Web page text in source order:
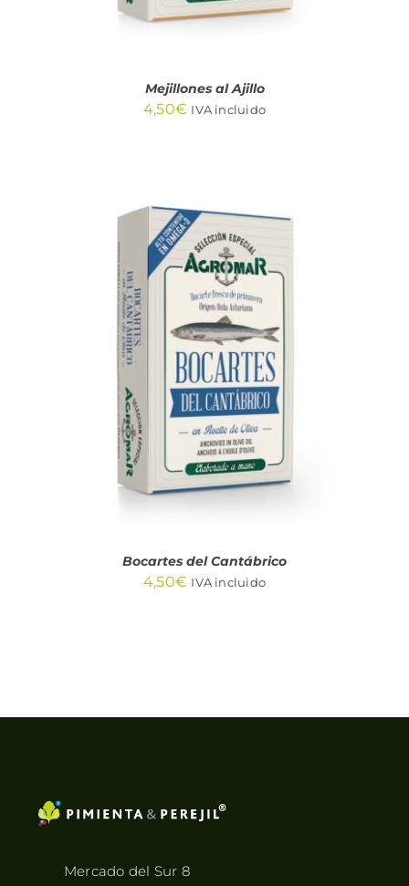
Mejillones al Ajillo
4,50€ IVA incluido
AÑADIR AL CARRITO
/
DETALLES
Bocartes del Cantábrico
4,50€ IVA incluido
Mercado del Sur 8